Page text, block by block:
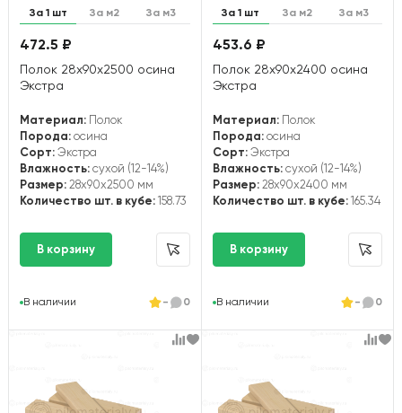
За 1 шт За м2 За м3
472.5 ₽
Полок 28х90х2500 осина
Экстра
Материал: Полок
Порода: осина
Сорт: Экстра
Влажность: сухой (12-14%)
Размер: 28x90x2500 мм
Количество шт. в кубе: 158.73
В наличии - 0
За 1 шт За м2 За м3
453.6 ₽
Полок 28х90х2400 осина
Экстра
Материал:Полок
Порода:осина
Сорт:Экстра
Влажность:сухой (12-14%)
Размер:28x90x2400 мм
Количество шт. в кубе:165.34
В наличии - 0